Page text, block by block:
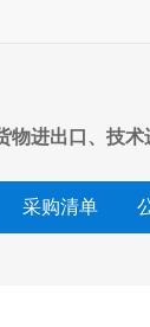
进出口、技
采购清单